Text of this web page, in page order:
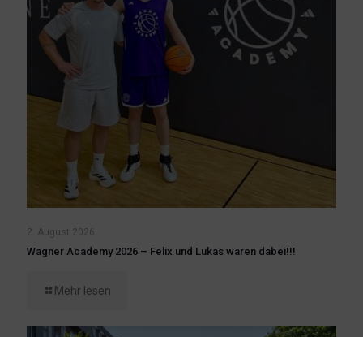
2. August 2026
Wagner Academy 2026 – Felix und Lukas waren dabei!!!
Mehr lesen